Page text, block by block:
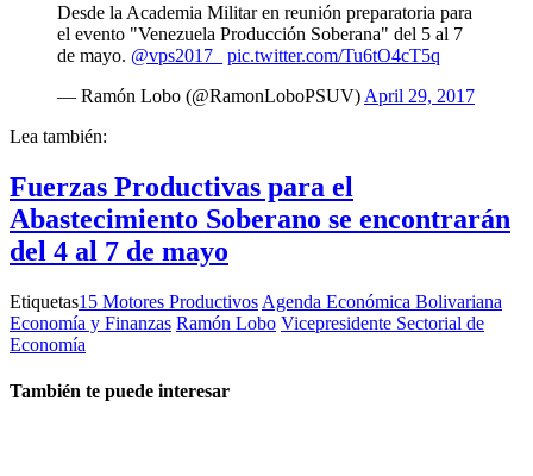
Desde la Academia Militar en reunión preparatoria para
el evento "Venezuela Producción Soberana" del 5 al 7
de mayo. @vps2017_
pic.twitter.com/Tu6tO4cT5q
— Ramón Lobo (@RamonLoboPSUV) April 29, 2017
Lea también:
Fuerzas Productivas para el
Abastecimiento Soberano se encontrarán
del 4 al 7 de mayo
Etiquetas15 Motores Productivos Agenda Económica Bolivariana
Economía y Finanzas Ramón Lobo Vicepresidente Sectorial de
Economía
También te puede interesar